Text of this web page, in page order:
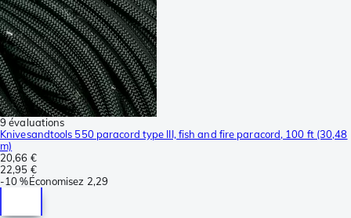
9 évaluations
Knivesandtools 550 paracord type III, fish and fire paracord, 100 ft (30,48
m)
20,66 €
22,95 €
-10 %Économisez 2,29